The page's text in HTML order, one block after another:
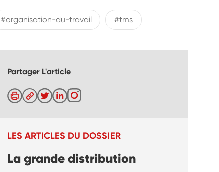
#organisation-du-travail #tms
Partager L'article
LES ARTICLES DU DOSSIER
La grande distribution